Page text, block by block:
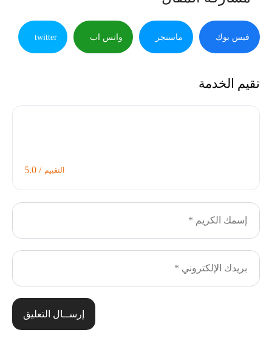
فيس بوك ماسنجر واتس اب twitter
تقيم الخدمة
التقييم / 5.0
إرســال التعليق